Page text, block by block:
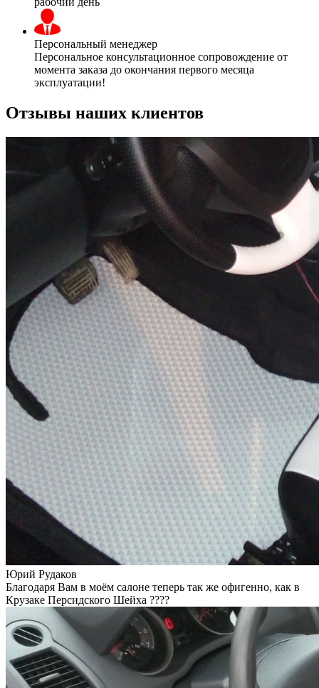
Персональный менеджер
Персональное консультационное сопровождение от
момента заказа до окончания первого месяца
эксплуатации!
Отзывы наших клиентов
Юрий Рудаков
Благодаря Вам в моём салоне теперь так же офигенно, как в
Крузаке Персидского Шейха ????